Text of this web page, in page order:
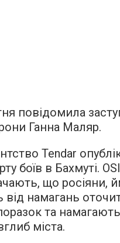
повідомила
Ганна Маляр.
Tendar
боїв в Бахмуті.
що росіяни,
намагань
та
міста.